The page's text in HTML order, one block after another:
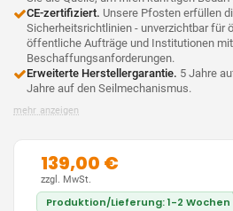
CE-zertifiziert. Unsere Pfosten erfüllen
Sicherheitsrichtlinien - unverzichtbar für
öffentliche Aufträge und Institutionen
Beschaffungsanforderungen.
Erweiterte Herstellergarantie. 5 Jahre
Jahre auf den Seilmechanismus.
mehr anzeigen
139,00 €
Produktion/Lieferung: 1-2 Wochen
zzgl. MwSt.